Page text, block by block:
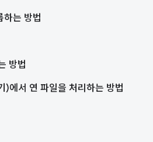
하는 방법
방법
에서 연 파일을 처리하는 방법